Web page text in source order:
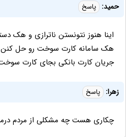
حمید: پاسخ
اینا هنوز نتونستن ناترازی و هک
هک سامانه کارت سوخت رو حل کنن
جریان کارت بانکی بجای کارت
زهرا: پاسخ
چکاری هست چه مشکلی از مردم